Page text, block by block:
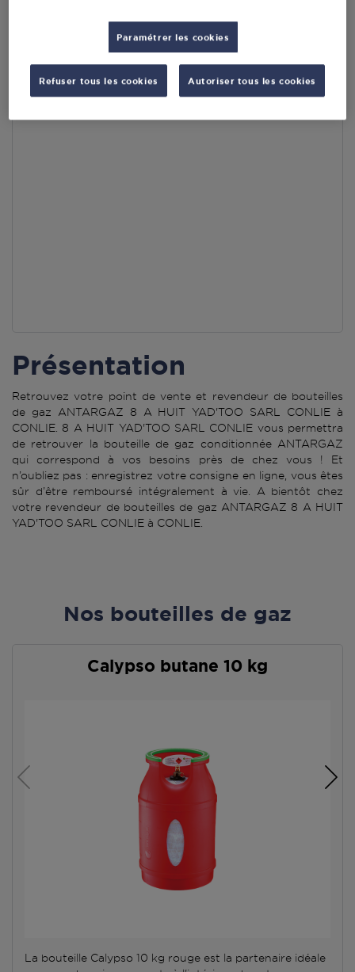
Accès
Présentation
Retrouvez votre point de vente et revendeur de bouteilles
de gaz ANTARGAZ 8 A HUIT YAD'TOO SARL CONLIE à
CONLIE. 8 A HUIT YAD'TOO SARL CONLIE vous permettra
de retrouver la bouteille de gaz conditionnée ANTARGAZ
qui correspond à vos besoins près de chez vous ! Et
n’oubliez pas : enregistrez votre consigne en ligne, vous êtes
sûr d’être remboursé intégralement à vie. A bientôt chez
votre revendeur de bouteilles de gaz ANTARGAZ 8 A HUIT
YAD'TOO SARL CONLIE à CONLIE.
Nos bouteilles de gaz
Calypso butane 10 kg
La bouteille Calypso 10 kg rouge est la partenaire idéale
Paramétrer les cookies
Refuser tous les cookies Autoriser tous les cookies